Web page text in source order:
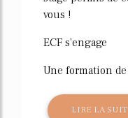
vous !
ECF s'engage
Une formation
LIRE LA